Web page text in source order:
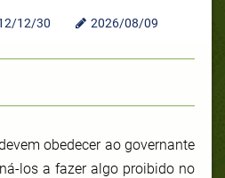
12/30 2026/08/09
obedecer ao governante
los a fazer algo proibido no